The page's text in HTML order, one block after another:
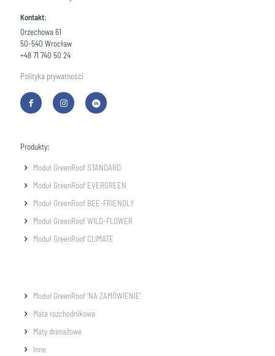
Kontakt:
Orzechowa 61
50-540 Wrocław
+48 71 740 50 24
Polityka prywatności
Produkty:
Moduł GreenRoof STANDARD
Moduł GreenRoof EVERGREEN
Moduł GreenRoof BEE-FRIENDLY
Moduł GreenRoof WILD-FLOWER
Moduł GreenRoof CLIMATE
Moduł GreenRoof ‘NA ZAMÓWIENIE’
Mata rozchodnikowa
Maty drenażowe
Inne